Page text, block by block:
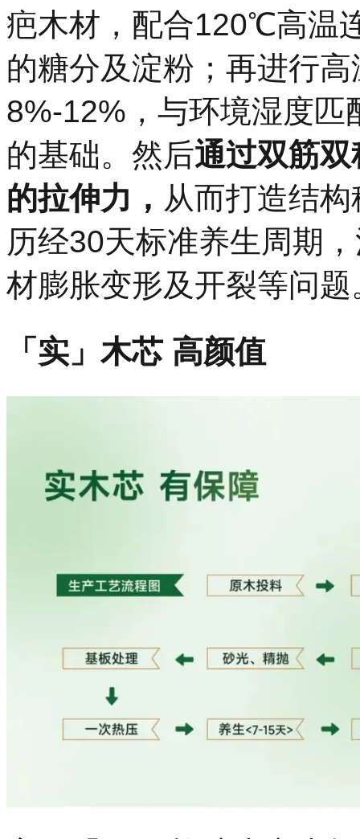
疤木材，配合120℃高温
的糖分及淀粉；再进行
8%-12%，与环境湿度匹
的基础。然后通过双筋
的拉伸力， 从而打造结
历经30天标准养生周期
材膨胀变形及开裂等问题
「实」木芯 高颜值